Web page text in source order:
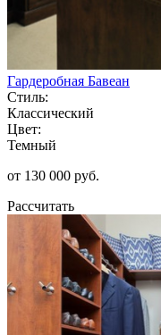
Гардеробная Бавеан
Стиль:
Классический
Цвет:
Темный
от 130 000 руб.
Рассчитать